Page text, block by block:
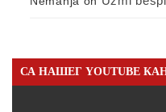
СА НАШЕГ YOUTUBE